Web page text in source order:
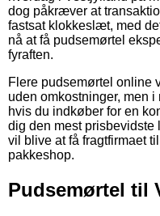
dog påkræver at
fastsat klokkeslæt, med
nå at få pudsemørtel
fyraften.
Flere pudsemørtel online
uden omkostninger, men
hvis du indkøber for en
dig den mest prisbevidste
vil blive at få fragtfirmaet
pakkeshop.
Pudsemørtel til